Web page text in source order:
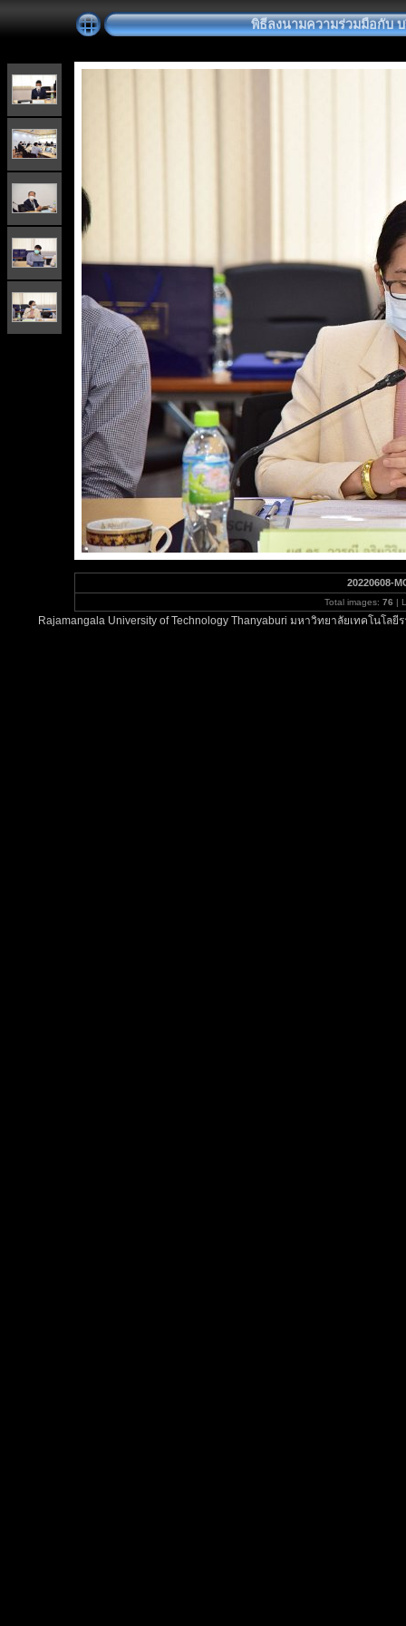
พิธีลงนามความร่วมมือกับ
20220608-
Total images: 76 |
Rajamangala University of Technology Thanyaburi มหาวิทยาลัยเทคโน